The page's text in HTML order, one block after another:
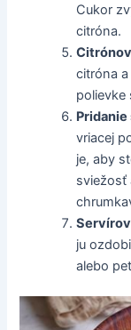
Cukor
citróna.
citróna
polievke
Pridanie
vriacej
je, aby
sviežosť
ju
alebo